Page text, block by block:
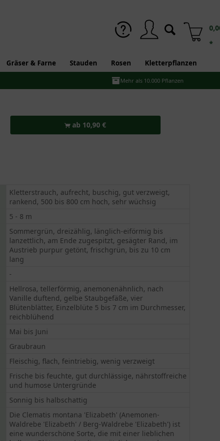
*
Gräser & Farne Stauden Rosen Kletterpflanzen
Mehr als 10.000 Pflanzen
ab 10,90 €
Kletterstrauch, aufrecht, buschig, gut verzweigt,
rankend, 500 bis 800 cm hoch, sehr wüchsig
5 - 8 m
Sommergrün, dreizählig, länglich-eiförmig bis
lanzettlich, am Ende zugespitzt, gesägter Rand, im
Austrieb purpur getönt, frischgrün, bis zu 10 cm
lang
-
Hellrosa, tellerförmig, anemonenähnlich, nach
Vanille duftend, gelbe Staubgefäße, vier
Blütenblätter, Einzelblüte 5 bis 7 cm im Durchmesser,
reichblühend
Mai bis Juni
Graubraun
Fleischig, flach, feintriebig, wenig verzweigt
Frische bis feuchte, gut durchlässige, nährstoffreiche
und humose Untergründe
Sonnig bis halbschattig
Die Clematis montana 'Elizabeth' (Anemonen-
Waldrebe 'Elizabeth' / Berg-Waldrebe 'Elizabeth') ist
eine wunderschöne Sorte, die mit einer lieblichen